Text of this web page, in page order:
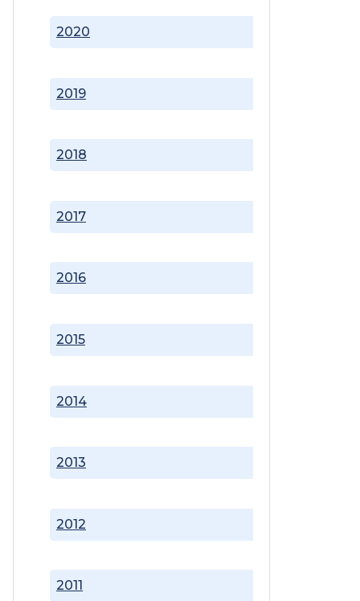
2011
2012
2013
2014
2015
2016
2017
2018
2019
2020